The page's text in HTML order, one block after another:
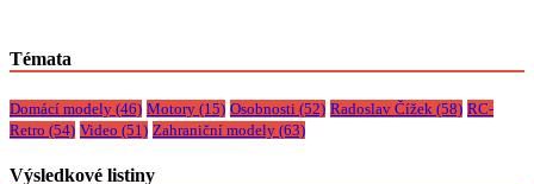
Témata
Domácí modely (46) Motory (15) Osobnosti (52) Radoslav Čížek (58) RC-
Retro (54) Video (51) Zahraniční modely (63)
Výsledkové listiny